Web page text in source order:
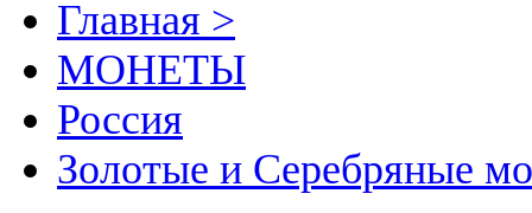
Главная >
MОНЕТЫ
Россия
Золотые и Серебряные